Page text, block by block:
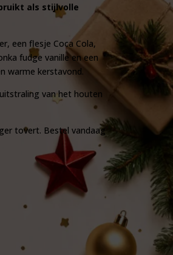
als stijlvolle
een flesje Coca Cola,
fudge vanille en een
warme kerstavond.
van het houten
tovert. Bestel vandaag